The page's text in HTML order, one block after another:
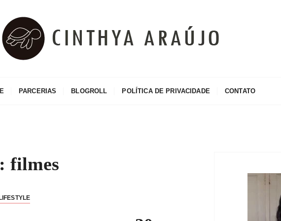
PARCERIAS BLOGROLL POLÍTICA DE PRIVACIDADE CONTATO
filmes
LIFESTYLE